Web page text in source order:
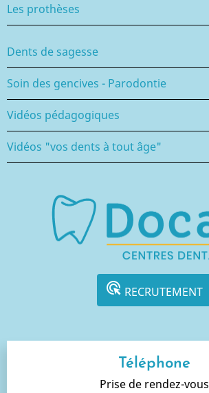
Les prothèses
Dents de sagesse
Soin des gencives - Parodontie
Vidéos pédagogiques
Vidéos "vos dents à tout âge"
ads_click RECRUTEMENT
Téléphone
Prise de rendez-vous